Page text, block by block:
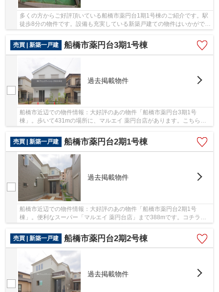
多くの方からご好評頂いている船橋市薬円台1期1号棟のご紹介です。駅
徒歩8分の物件です。設備も充実している新築戸建ての物件はいかがでし
売買 | 新築一戸建
船橋市薬円台3期1号棟
過去掲載物件
船橋市近辺での物件情報：大好評のあの物件「船橋市薬円台3期1号
棟」。歩いて431mの場所に、マルエイ 薬円台店があります。こちらは
売買 | 新築一戸建
船橋市薬円台2期1号棟
過去掲載物件
船橋市近辺での物件情報：大好評のあの物件「船橋市薬円台2期1号
棟」。便利なスーパー「マルエイ 薬円台店」まで388mです。コチラの
物件は、新築の戸建て物件で設備も充実しています。...
売買 | 新築一戸建
船橋市薬円台2期2号棟
過去掲載物件